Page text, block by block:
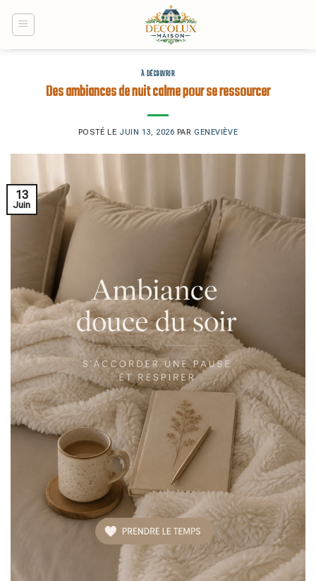
À DÉCOUVRIR
Des ambiances de nuit calme pour se ressourcer
POSTÉ LE JUIN 13, 2026 PAR GENEVIÈVE
13
Juin